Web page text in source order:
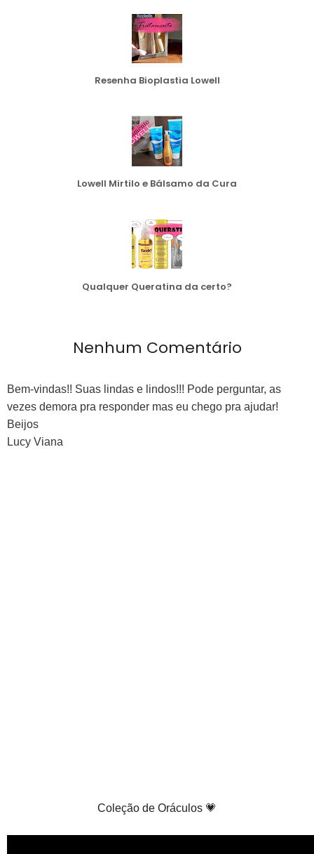
Resenha Bioplastia Lowell
Lowell Mirtilo e Bálsamo da Cura
Qualquer Queratina da certo?
Nenhum Comentário
Bem-vindas!! Suas lindas e lindos!!! Pode perguntar, as
vezes demora pra responder mas eu chego pra ajudar!
Beijos
Lucy Viana
Coleção de Oráculos 💗